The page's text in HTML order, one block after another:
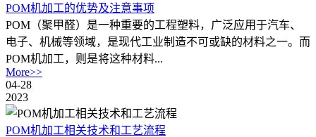
POM机加工的优势及注意事项
POM（聚甲醛）是一种重要的工程塑料，广泛应用于汽车、
电子、机械等领域，是现代工业制造不可或缺的材料之一。而
POM机加工，则是将这种材料...
More>>
04-28
2023
POM机加工相关技术和工艺流程